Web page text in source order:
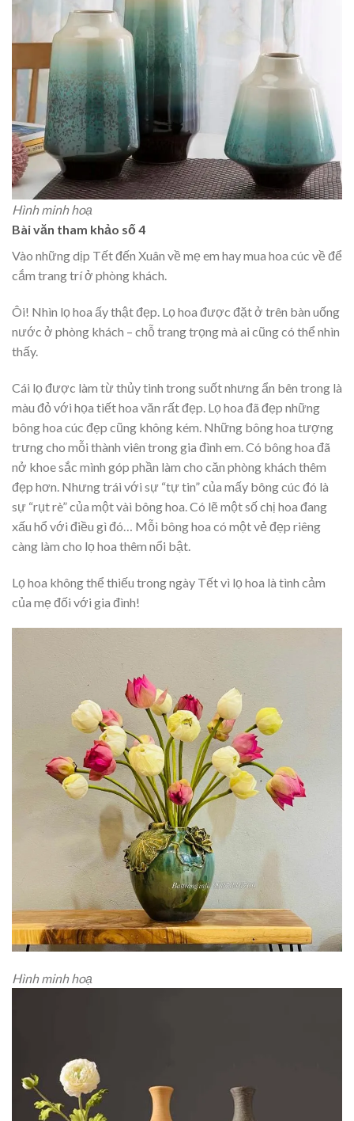
Hình minh hoạ
Bài văn tham khảo số 4
Vào những dịp Tết đến Xuân về mẹ em hay mua hoa cúc về để
cắm trang trí ở phòng khách.
Ôi! Nhìn lọ hoa ấy thật đẹp. Lọ hoa được đặt ở trên bàn uống
nước ở phòng khách – chỗ trang trọng mà ai cũng có thể nhìn
thấy.
Cái lọ được làm từ thủy tinh trong suốt nhưng ẩn bên trong là
màu đỏ với họa tiết hoa văn rất đẹp. Lọ hoa đã đẹp những
bông hoa cúc đẹp cũng không kém. Những bông hoa tượng
trưng cho mỗi thành viên trong gia đình em. Có bông hoa đã
nở khoe sắc mình góp phần làm cho căn phòng khách thêm
đẹp hơn. Nhưng trái với sự “tự tin” của mấy bông cúc đó là
sự “rụt rè” của một vài bông hoa. Có lẽ một số chị hoa đang
xấu hổ với điều gì đó… Mỗi bông hoa có một vẻ đẹp riêng
càng làm cho lọ hoa thêm nổi bật.
Lọ hoa không thể thiếu trong ngày Tết vì lọ hoa là tình cảm
của mẹ đối với gia đình!
Hình minh hoạ